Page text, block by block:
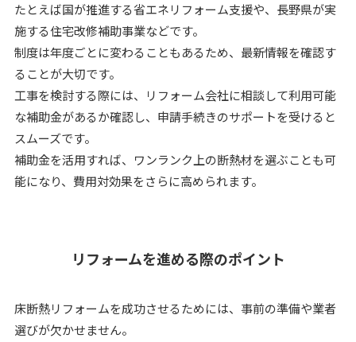
たとえば国が推進する省エネリフォーム支援や、長野県が実
施する住宅改修補助事業などです。
制度は年度ごとに変わることもあるため、最新情報を確認す
ることが大切です。
工事を検討する際には、リフォーム会社に相談して利用可能
な補助金があるか確認し、申請手続きのサポートを受けると
スムーズです。
補助金を活用すれば、ワンランク上の断熱材を選ぶことも可
能になり、費用対効果をさらに高められます。
リフォームを進める際のポイント
床断熱リフォームを成功させるためには、事前の準備や業者
選びが欠かせません。